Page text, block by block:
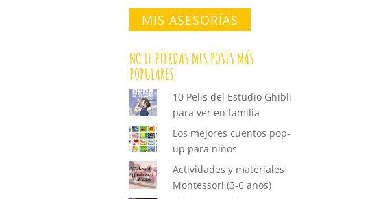
MIS ASESORÍAS
NO TE PIERDAS MIS POSTS MÁS
POPULARES
10 Pelis del Estudio Ghibli
para ver en familia
Los mejores cuentos pop-
up para niños
Actividades y materiales
Montessori (3-6 anos)